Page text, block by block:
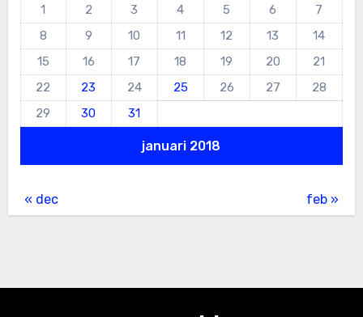
januari 2018
1
2 3 4 5 6
7
8
9 10 11 12 13
14
15
16 17 18 19 20
21
22
23 24 25 26 27
28
29
30 31
« dec feb »